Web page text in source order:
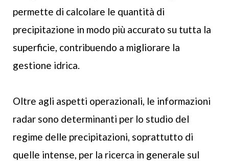
permette di calcolare le quantità di
precipitazione in modo più accurato su tutta la
superficie, contribuendo a migliorare la
gestione idrica.
Oltre agli aspetti operazionali, le informazioni
radar sono determinanti per lo studio del
regime delle precipitazioni, soprattutto di
quelle intense, per la ricerca in generale sul